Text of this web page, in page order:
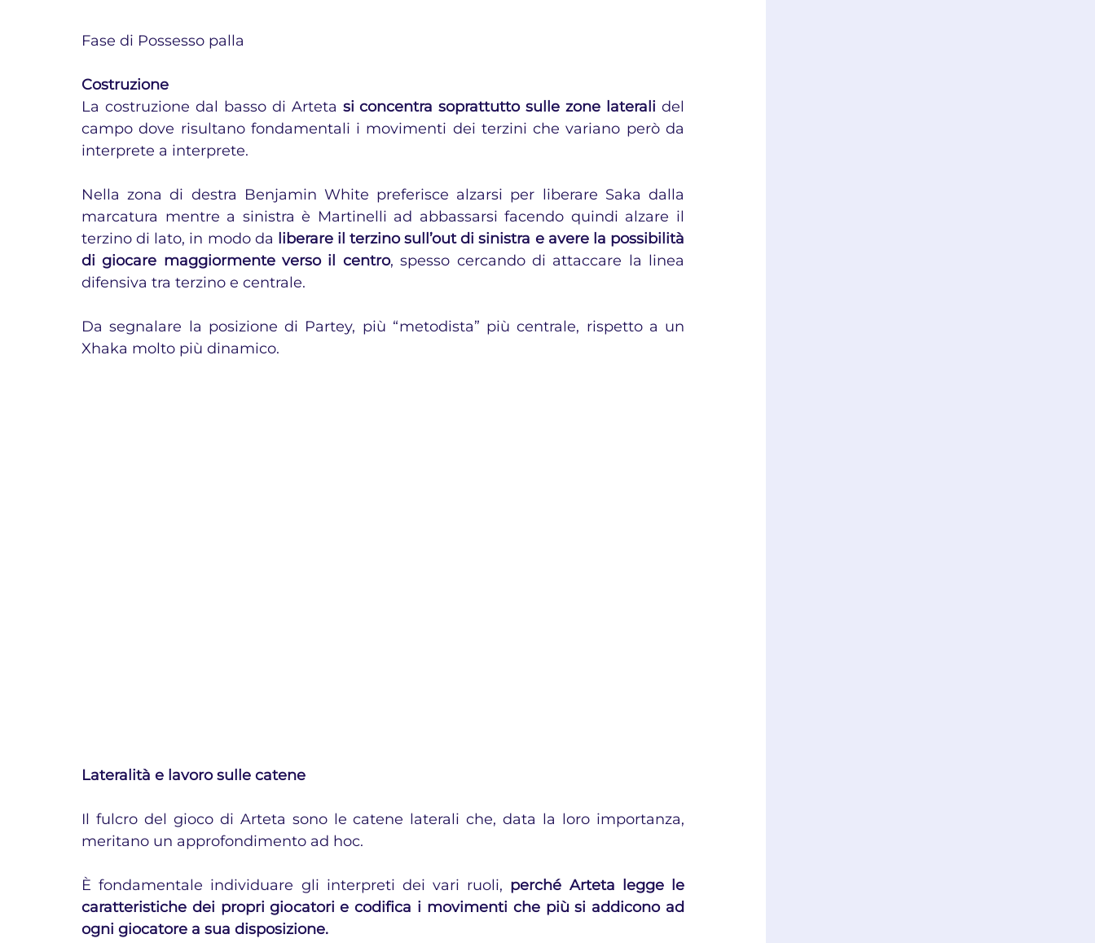
Fase di Possesso palla
Costruzione
La costruzione dal basso di Arteta si concentra soprattutto sulle zone laterali del
campo dove risultano fondamentali i movimenti dei terzini che variano però da
interprete a interprete.
Nella zona di destra Benjamin White preferisce alzarsi per liberare Saka dalla
marcatura mentre a sinistra è Martinelli ad abbassarsi facendo quindi alzare il
terzino di lato, in modo da liberare il terzino sull’out di sinistra e avere la possibilità
di giocare maggiormente verso il centro, spesso cercando di attaccare la linea
difensiva tra terzino e centrale.
Da segnalare la posizione di Partey, più “metodista” più centrale, rispetto a un
Xhaka molto più dinamico.
Lateralità e lavoro sulle catene
Il fulcro del gioco di Arteta sono le catene laterali che, data la loro importanza,
meritano un approfondimento ad hoc.
È fondamentale individuare gli interpreti dei vari ruoli, perché Arteta legge le
caratteristiche dei propri giocatori e codifica i movimenti che più si addicono ad
ogni giocatore a sua disposizione.